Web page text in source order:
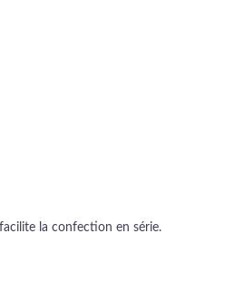
la confection en série.